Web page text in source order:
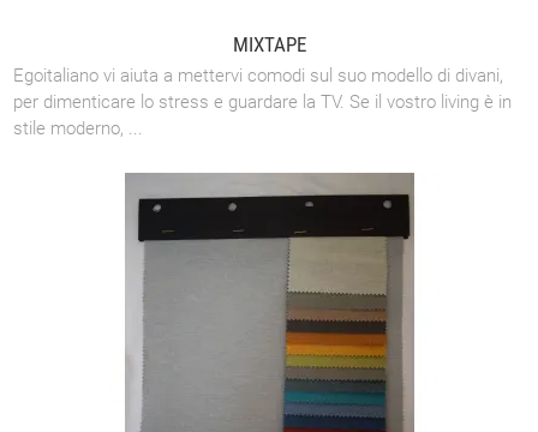
MIXTAPE
Egoitaliano vi aiuta a mettervi comodi sul suo modello di divani,
per dimenticare lo stress e guardare la TV. Se il vostro living è in
stile moderno, ...